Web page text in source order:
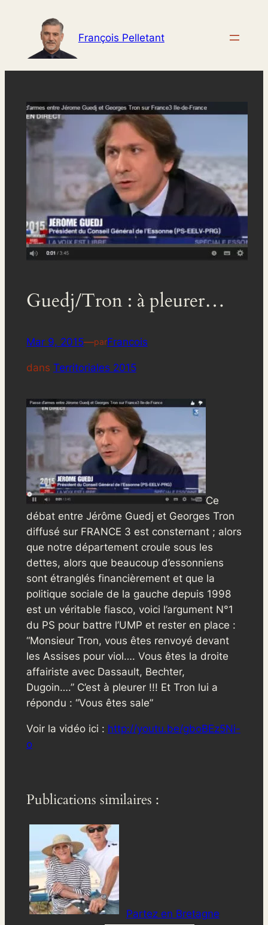
contenu
François Pelletant
Guedj/Tron : à pleurer…
Mar 9, 2015—parFrancois
dans Territoriales 2015
Ce
débat entre Jérôme Guedj et Georges Tron
diffusé sur FRANCE 3 est consternant ; alors
que notre département croule sous les
dettes, alors que beaucoup d’essonniens
sont étranglés financièrement et que la
politique sociale de la gauche depuis 1998
est un véritable fiasco, voici l’argument N°1
du PS pour battre l’UMP et rester en place :
“Monsieur Tron, vous êtes renvoyé devant
les Assises pour viol…. Vous êtes la droite
affairiste avec Dassault, Bechter,
Dugoin….” C’est à pleurer !!! Et Tron lui a
répondu : “Vous êtes sale”
Voir la vidéo ici : http://youtu.be/gboBEz5Ni-
o
Publications similaires :
Partez en Bretagne